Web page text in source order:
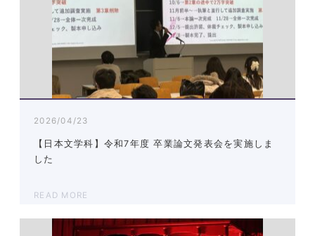
2026/04/23
【日本文学科】令和7年度 卒業論文発表会を実施しま
した
READ MORE